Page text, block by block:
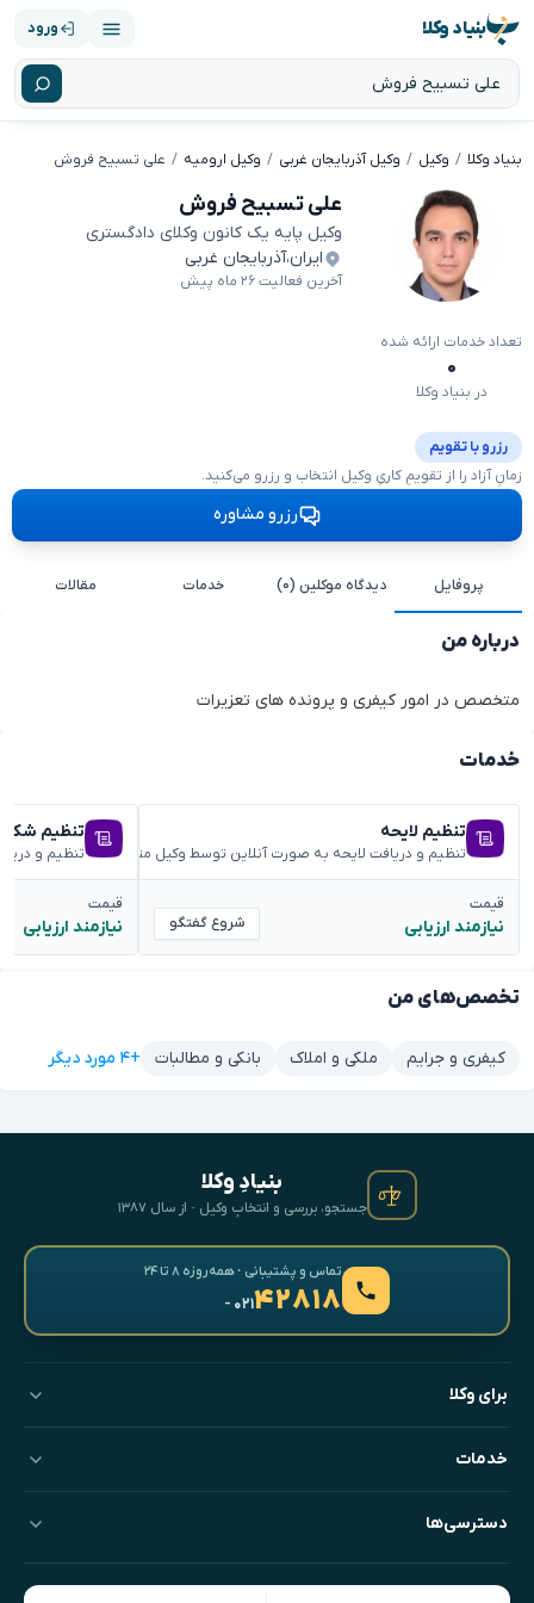
بنیاد وکلا ورود
بنیاد وکلا وکیل وکیل آذربایجان غربی وکیل ارومیه علی تسبیح فروش
علی تسبیح فروش
وکیل پایه یک کانون وکلای دادگستری
ایران،آذربایجان غربی
آخرین فعالیت ۲۶ ماه پیش
تعداد خدمات ارائه شده
۰
در بنیاد وکلا
رزرو با تقویم
زمانِ آزاد را از تقویمِ کاریِ وکیل انتخاب و رزرو می‌کنید.
رزرو مشاوره
پروفایل دیدگاه موکلین (۰) خدمات مقالات
درباره من
متخصص در امور کیفری و پرونده های تعزیرات
تخصص‌های من
کیفری و جرایم ملکی و املاک بانکی و مطالبات +۴ مورد دیگر
خدمات
تنظیم لایحه
تنظیم و دریافت لایحه به صورت آنلاین توسط وکیل متخصص
قیمت
نیازمند ارزیابی شروع گفتگو
تنظیم
تنظیم و
قیمت
نیازمند ارزیابی
بنیادِ وکلا
جستجو، بررسی و انتخابِ وکیل · از سال ۱۳۸۷
تماس و پشتیبانی · همه‌روزه ۸ تا ۲۴
۴۲۸۱۸- ۰۲۱
برای وکلا
خدمات
دسترسی‌ها